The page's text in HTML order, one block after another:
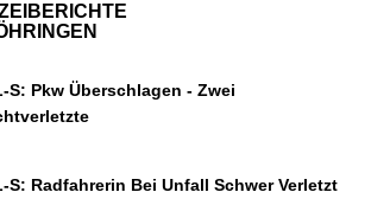
S: Pkw Überschlagen - Zwei
S: Radfahrerin Bei Unfall Schwer Verletzt